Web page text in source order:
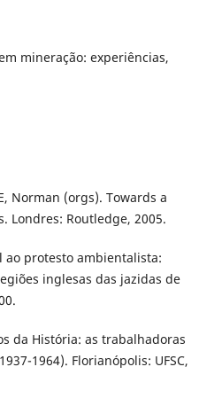
mineração: experiências,
Norman (orgs). Towards a
Londres: Routledge, 2005.
ao protesto ambientalista:
inglesas das jazidas de
da História: as trabalhadoras
1964). Florianópolis: UFSC,